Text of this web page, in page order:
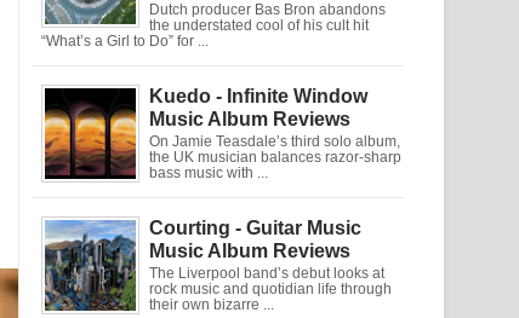
Dutch producer Bas Bron abandons
the understated cool of his cult hit
“What’s a Girl to Do” for ...
Kuedo - Infinite Window
Music Album Reviews
On Jamie Teasdale’s third solo album,
the UK musician balances razor-sharp
bass music with ...
Courting - Guitar Music
Music Album Reviews
The Liverpool band’s debut looks at
rock music and quotidian life through
their own bizarre ...